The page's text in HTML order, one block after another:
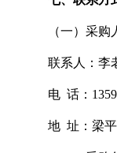
（一）采
联系人：李
电 话：
地 址：梁